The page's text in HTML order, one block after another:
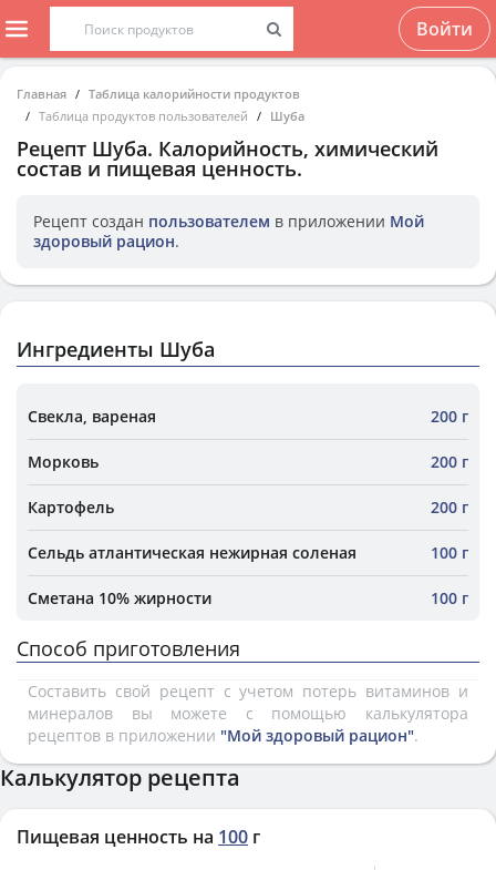
Войти
Главная
Таблица калорийности продуктов
Таблица продуктов пользователей
Шуба
Рецепт Шуба. Калорийность, химический
состав и пищевая ценность.
Рецепт создан пользователем в приложении Мой
здоровый рацион.
Ингредиенты Шуба
Свекла, вареная 200 г
Морковь 200 г
Картофель 200 г
Сельдь атлантическая нежирная соленая 100 г
Сметана 10% жирности 100 г
Способ приготовления
Составить свой рецепт с учетом потерь витаминов и
минералов вы можете с помощью калькулятора
рецептов в приложении "Мой здоровый рацион".
Калькулятор рецепта
Пищевая ценность на 100 г